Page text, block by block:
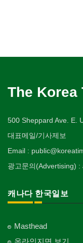
The Korea
500 Sheppard Ave. E.
대표메일/기사제보
Email :
광고문의(Advertising) :
캐나다 한국일보
Masthead
온라인지면 보기